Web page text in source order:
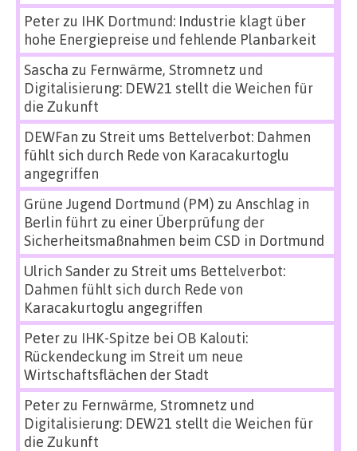
Peterzu IHK Dortmund: Industrie klagt über
hohe Energiepreise und fehlende Planbarkeit
Sascha zu Fernwärme, Stromnetz und
Digitalisierung: DEW21 stellt die Weichen für
die Zukunft
DEWFan zu Streit ums Bettelverbot: Dahmen
fühlt sich durch Rede von Karacakurtoglu
angegriffen
Grüne Jugend Dortmund (PM) zu Anschlag in
Berlin führt zu einer Überprüfung der
Sicherheitsmaßnahmen beim CSD in Dortmund
Ulrich Sanderzu Streit ums Bettelverbot:
Dahmen fühlt sich durch Rede von
Karacakurtoglu angegriffen
Peterzu IHK-Spitze bei OB Kalouti:
Rückendeckung im Streit um neue
Wirtschaftsflächen der Stadt
Peterzu Fernwärme, Stromnetz und
Digitalisierung: DEW21 stellt die Weichen für
die Zukunft